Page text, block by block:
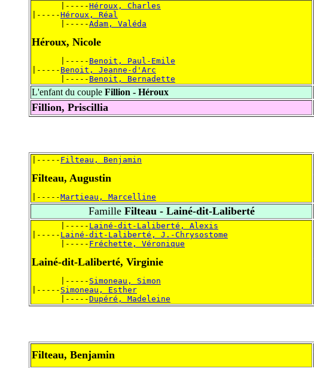
      |-----
Héroux, Charles
|-----Héroux, Réal
      |-----
Adam, Valéda
Héroux, Nicole
      |-----
Benoit, Paul-Emile
|----- Benoit, Jeanne-d'Arc
      |-----
Benoit, Bernadette
L'enfant du couple Fillion - Héroux
Fillion, Priscillia
|----- Filteau, Benjamin
Filteau, Augustin
|-----Martieau, Marcelline
FamilleFilteau - Lainé-dit-Laliberté
      |-----
Lainé-dit-Laliberté, Alexis
|----- Lainé-dit-Laliberté, J.-Chrysostome
      |-----
Fréchette, Véronique
Lainé-dit-Laliberté, Virginie
      |-----
Simoneau, Simon
|----- Simoneau, Esther
      |-----
Dupéré, Madeleine
Filteau, Benjamin